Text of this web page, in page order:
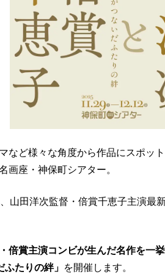
など様々な角度から作品にスポッ
画座・神保町シアター。
山田洋次監督・倍賞千恵子主演最
倍賞主演コンビが生んだ名作を一
たりの絆」 を開催します。